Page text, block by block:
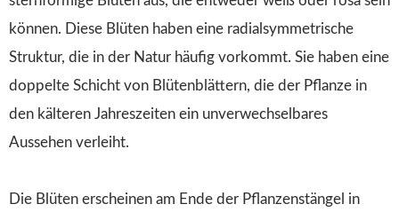
können. Diese Blüten haben eine radialsymmetrische
Struktur, die in der Natur häufig vorkommt. Sie haben eine
doppelte Schicht von Blütenblättern, die der Pflanze in
den kälteren Jahreszeiten ein unverwechselbares
Aussehen verleiht.
Die Blüten erscheinen am Ende der Pflanzenstängel in